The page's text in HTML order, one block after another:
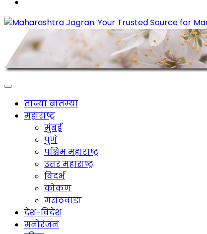
Maharashtra Jagran : Your Trusted
ताज्या बातम्या
महाराष्ट्र
मुंबई
पुणे
पश्चिम महाराष्ट्र
उत्तर महाराष्ट्र
विदर्भ
कोकण
मराठवाडा
देश-विदेश
मनोरंजन